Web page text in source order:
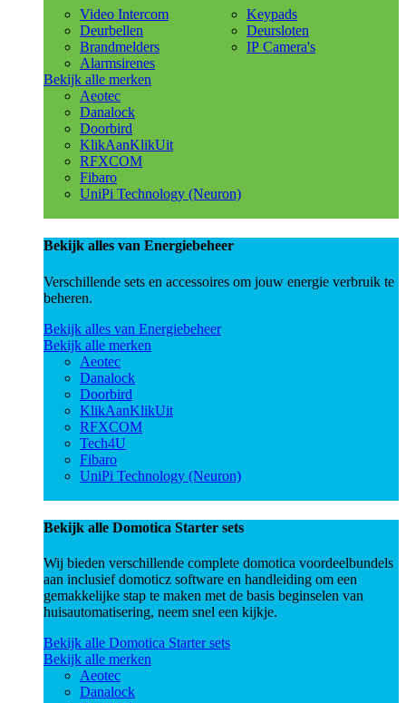
Video Intercom
Deurbellen
Brandmelders
Alarmsirenes
Keypads
Deursloten
IP Camera's
Bekijk alle merken
Aeotec
Danalock
Doorbird
KlikAanKlikUit
RFXCOM
Fibaro
UniPi Technology (Neuron)
Bekijk alles van Energiebeheer
Verschillende sets en accessoires om jouw energie verbruik te
beheren.
Bekijk alles van Energiebeheer
Bekijk alle merken
Aeotec
Danalock
Doorbird
KlikAanKlikUit
RFXCOM
Tech4U
Fibaro
UniPi Technology (Neuron)
Bekijk alle Domotica Starter sets
Wij bieden verschillende complete domotica voordeelbundels
aan inclusief domoticz software en handleiding om een
gemakkelijke stap te maken met de basis beginselen van
huisautomatisering, neem snel een kijkje.
Bekijk alle Domotica Starter sets
Bekijk alle merken
Aeotec
Danalock